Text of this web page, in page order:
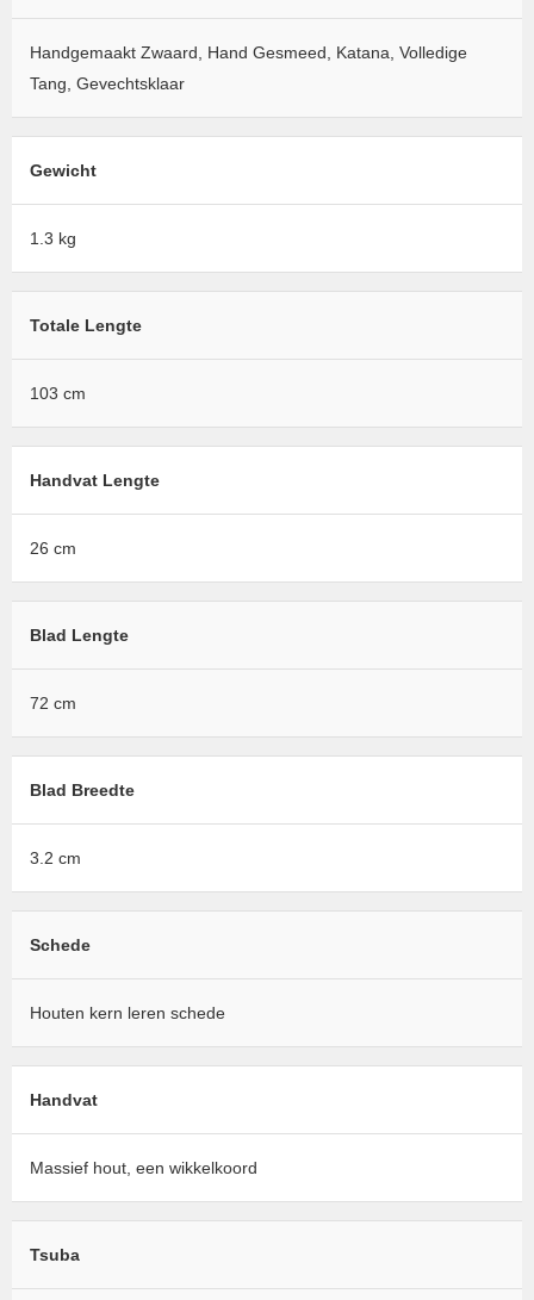
Handgemaakt Zwaard, Hand Gesmeed, Katana, Volledige
Tang, Gevechtsklaar
Gewicht
1.3 kg
Totale Lengte
103 cm
Handvat Lengte
26 cm
Blad Lengte
72 cm
Blad Breedte
3.2 cm
Schede
Houten kern leren schede
Handvat
Massief hout, een wikkelkoord
Tsuba